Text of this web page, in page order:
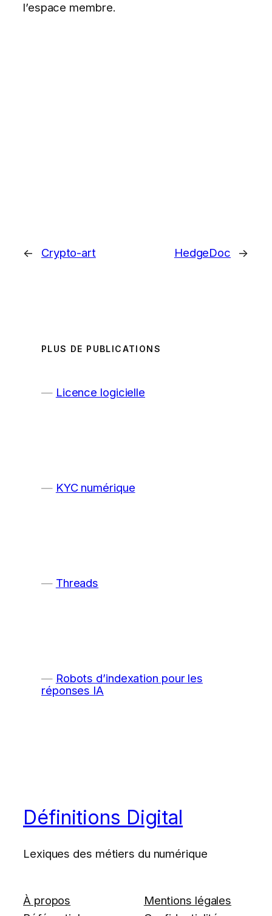
l’espace membre.
← Crypto-art HedgeDoc →
PLUS DE PUBLICATIONS
Licence logicielle
KYC numérique
Threads
Robots d’indexation pour les
réponses IA
Définitions Digital
Lexiques des métiers du numérique
À propos
Mentions légales